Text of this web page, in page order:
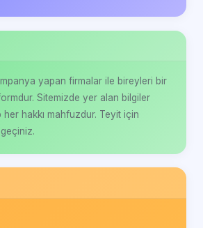
yapan firmalar ile bireyleri bir
Sitemizde yer alan bilgiler
her hakkı mahfuzdur. Teyit için